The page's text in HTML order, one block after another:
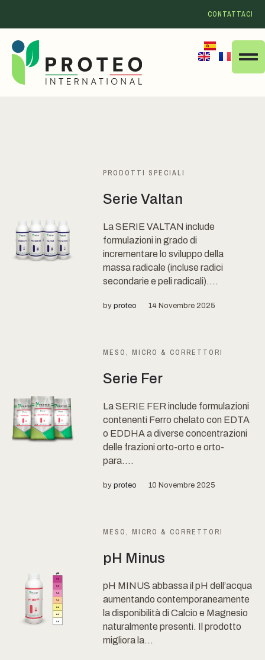
CONTATTACI
PRODOTTI SPECIALI
Serie Valtan
La SERIE VALTAN include
formulazioni in grado di
incrementare lo sviluppo della
massa radicale (incluse radici
secondarie e peli radicali)....
byproteo 14 Novembre 2025
MESO, MICRO & CORRETTORI
Serie Fer
La SERIE FER include formulazioni
contenenti Ferro chelato con EDTA
o EDDHA a diverse concentrazioni
delle frazioni orto-orto e orto-
para....
byproteo 10 Novembre 2025
MESO, MICRO & CORRETTORI
pH Minus
pH MINUS abbassa il pH dell’acqua
aumentando contemporaneamente
la disponibilità di Calcio e Magnesio
naturalmente presenti. Il prodotto
migliora la...